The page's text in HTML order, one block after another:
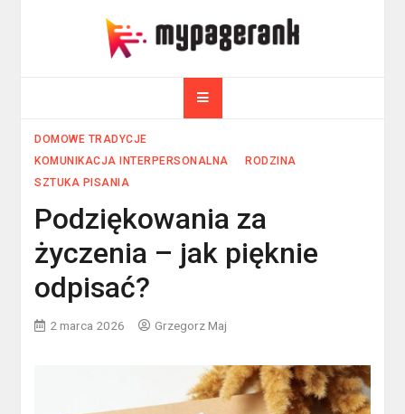
myPageRank.pl
DOMOWE TRADYCJE
KOMUNIKACJA INTERPERSONALNA
RODZINA
SZTUKA PISANIA
Podziękowania za
życzenia – jak pięknie
odpisać?
2 marca 2026 Grzegorz Maj